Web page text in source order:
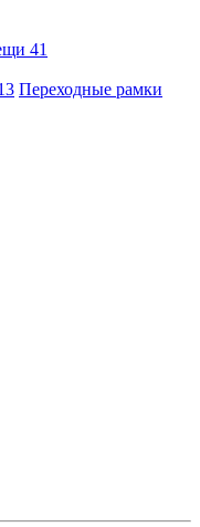
41
Переходные рамки